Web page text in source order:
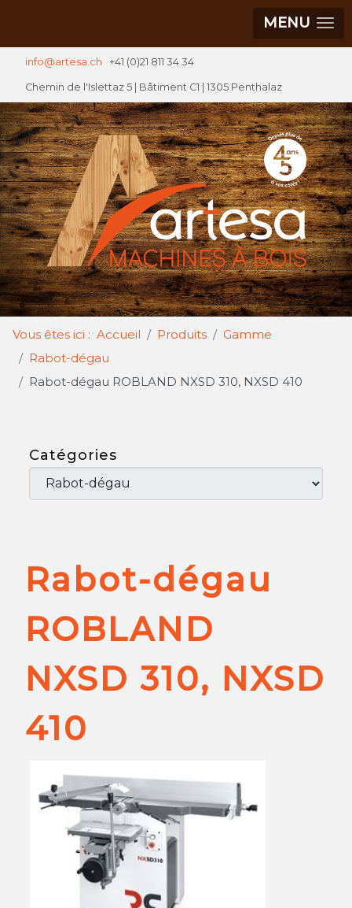
MENU
info@artesa.ch +41 (0)21 811 34 34
Chemin de l'Islettaz 5 | Bâtiment C1 | 1305 Penthalaz
Vous êtes ici : Accueil Produits
Gamme
Rabot-dégau
Rabot-dégau ROBLAND NXSD 310, NXSD 410
Catégories
Rabot-dégau
ROBLAND
NXSD 310, NXSD
410